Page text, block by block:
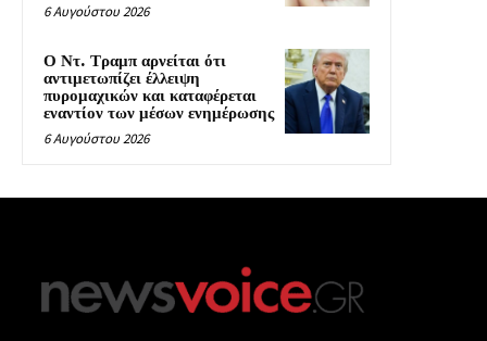
6 Αυγούστου 2026
Ο Ντ. Τραμπ αρνείται ότι
αντιμετωπίζει έλλειψη
πυρομαχικών και καταφέρεται
εναντίον των μέσων ενημέρωσης
6 Αυγούστου 2026